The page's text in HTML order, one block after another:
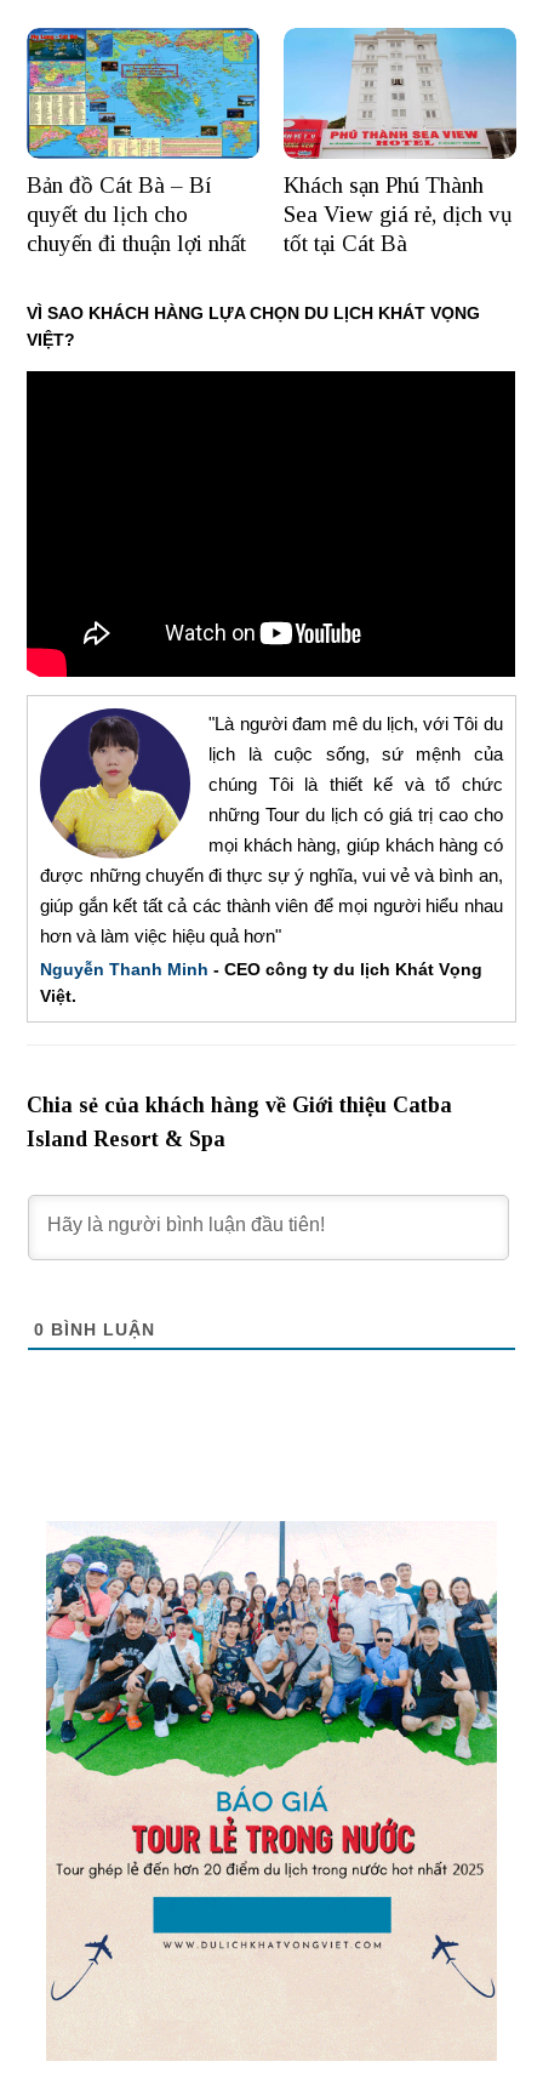
Bản đồ Cát Bà – Bí
quyết du lịch cho
chuyến đi thuận lợi nhất
Khách sạn Phú Thành
Sea View giá rẻ, dịch vụ
tốt tại Cát Bà
VÌ SAO KHÁCH HÀNG LỰA CHỌN DU LỊCH KHÁT VỌNG
VIỆT?
"Là người đam mê du lịch, với Tôi du
lịch là cuộc sống, sứ mệnh của
chúng Tôi là thiết kế và tổ chức
những Tour du lịch có giá trị cao cho
mọi khách hàng, giúp khách hàng có
được những chuyến đi thực sự ý nghĩa, vui vẻ và bình an,
giúp gắn kết tất cả các thành viên để mọi người hiểu nhau
hơn và làm việc hiệu quả hơn"
Nguyễn Thanh Minh - CEO công ty du lịch Khát Vọng
Việt.
Chia sẻ của khách hàng về Giới thiệu Catba
Island Resort & Spa
0 BÌNH LUẬN